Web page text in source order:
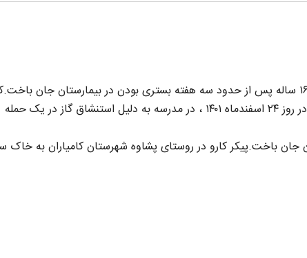
روز جمعه ۱۸ فروردین ماه ۱۴۰۲، #کارو_پشابادی، نوجوان ۱۶ ساله پس از حدود سه هفته بستری بودن در بیمارستان جان
پشابادی اهل روستای پشاوه #کامیاران و ساکن #تهران، در روز ۲۴ اسفندماه ۱۴۰۱ ، در مدرسه به دلیل استنشاق گاز در یک حمله
باخت.پیکر کارو در روستای پشاوه شهرستان کامیاران به خاک